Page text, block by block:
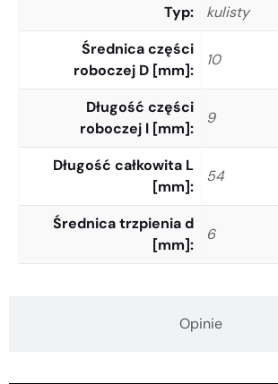
Opinie
Typ
kulisty
Średnica części
roboczej D [mm]
10
Długość części
roboczej l [mm]
9
Długość całkowita L
[mm]
54
Średnica trzpienia d
[mm]
6